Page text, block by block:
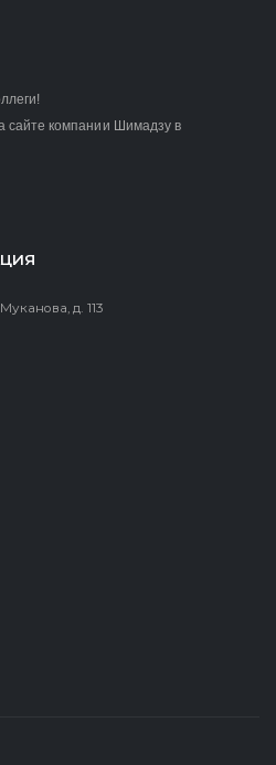
сайте компании Шимадзу в
д. 113